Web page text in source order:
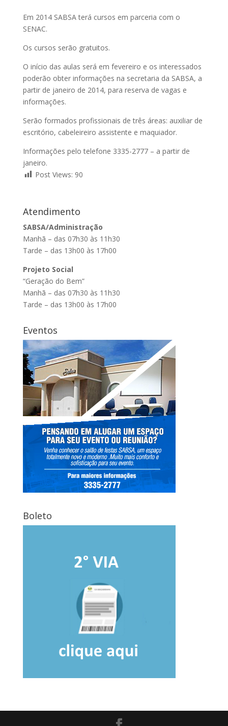
Em 2014 SABSA terá cursos em parceria com o
SENAC.
Os cursos serão gratuitos.
O início das aulas será em fevereiro e os interessados
poderão obter informações na secretaria da SABSA, a
partir de janeiro de 2014, para reserva de vagas e
informações.
Serão formados profissionais de três áreas: auxiliar de
escritório, cabeleireiro assistente e maquiador.
Informações pelo telefone 3335-2777 – a partir de
janeiro.
Post Views: 90
Atendimento
SABSA/Administração
Manhã – das 07h30 às 11h30
Tarde – das 13h00 às 17h00
Projeto Social
“Geração do Bem”
Manhã – das 07h30 às 11h30
Tarde – das 13h00 às 17h00
Eventos
Boleto